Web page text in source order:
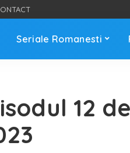
Seriale Romanesti
12